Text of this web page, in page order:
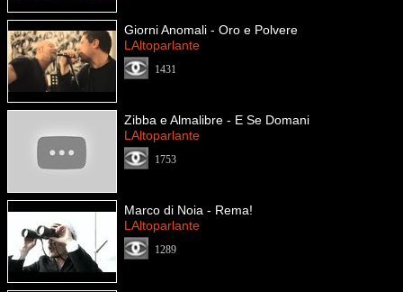
Giorni Anomali - Oro e Polvere
LAltoparlante
1431
Zibba e Almalibre - E Se Domani
LAltoparlante
1753
Marco di Noia - Rema!
LAltoparlante
1289